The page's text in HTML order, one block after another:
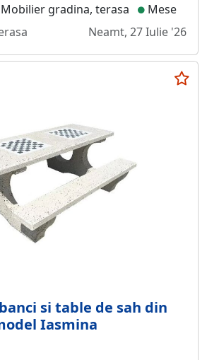
Mobilier gradina, terasa
Mese
Neamt, 27 Iulie '26
si table de sah din
Iasmina